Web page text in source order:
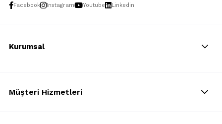
Facebook Instagram Youtube Linkedin
Kurumsal
Müşteri Hizmetleri